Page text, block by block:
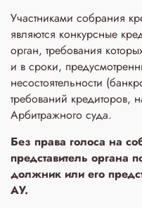
Участниками собрания
являются конкурсные
орган, требования
и в сроки,
несостоятельности
требований кредиторов,
Арбитражного суда.
Без права голоса на
представитель органа
должник или его
АУ.